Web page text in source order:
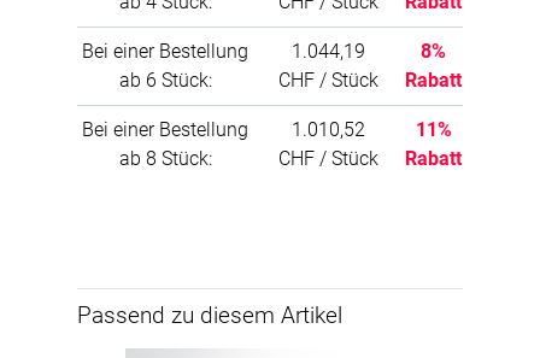
können in Deutschland dimmbare LEDs
erworben und in das Panel integriert werden.
Wir bieten auch die Option an, das
Akustikpaneel ohne Lampen zu liefern,
besonders für den US-Markt, wo andere
elektrische Spezifikationen (z.B. abweichende
Spannung) und UL-Zertifizierungen benötigt
Mit dem QP Akustikpaneel verbessern Sie nicht
Bei einer Bestellung
ab 6 Stück:
1.044,19
CHF / Stück
8%
Rabatt
Bei einer Bestellung
ab 8 Stück:
1.010,52
CHF / Stück
11%
Rabatt
Passend zu diesem Artikel